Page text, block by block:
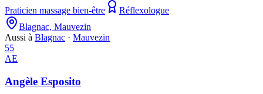
Praticien massage bien-être
Réflexologue
Blagnac, Mauvezin
Aussi à Blagnac · Mauvezin
55
AE
Angèle Esposito